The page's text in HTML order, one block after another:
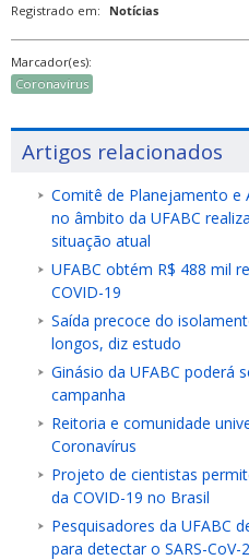
Registrado em: Notícias
Marcador(es):
Coronavírus
Artigos relacionados
Comitê de Planejamento e
no âmbito da UFABC
situação atual
UFABC obtém R$ 488 mil
COVID-19
Saída precoce do
longos, diz estudo
Ginásio da UFABC poderá
campanha
Reitoria e comunidade
Coronavírus
Projeto de cientistas
da COVID-19 no Brasil
Pesquisadores da UFABC
para detectar o SARS-CoV-2